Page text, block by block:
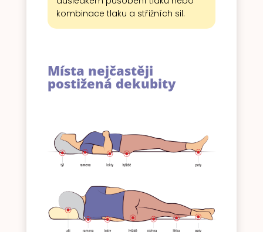
kombinace tlaku a střižních sil.
Místa nejčastěji
postižená dekubity